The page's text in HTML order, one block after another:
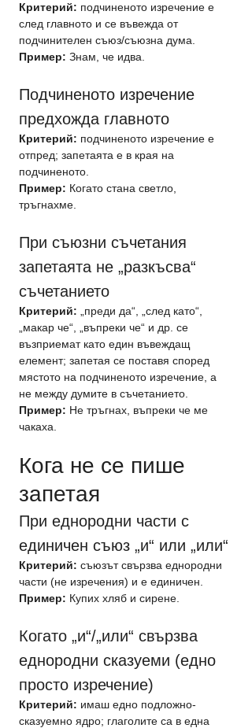
Критерий: подчиненото изречение е
след главното и се въвежда от
подчинителен съюз/съюзна дума.
Пример: Знам, че идва.
Подчиненото изречение
предхожда главното
Критерий: подчиненото изречение е
отпред; запетаята е в края на
подчиненото.
Пример: Когато стана светло,
тръгнахме.
При съюзни съчетания
запетаята не „разкъсва“
съчетанието
Критерий: „преди да“, „след като“,
„макар че“, „въпреки че“ и др. се
възприемат като един въвеждащ
елемент; запетая се поставя според
мястото на подчиненото изречение, а
не между думите в съчетанието.
Пример: Не тръгнах, въпреки че ме
чакаха.
Кога не се пише
запетая
При еднородни части с
единичен съюз „и“ или „или“
Критерий: съюзът свързва еднородни
части (не изречения) и е единичен.
Пример: Купих хляб и сирене.
Когато „и“/„или“ свързва
еднородни сказуеми (едно
просто изречение)
Критерий: имаш едно подложно-
сказуемно ядро; глаголите са в една